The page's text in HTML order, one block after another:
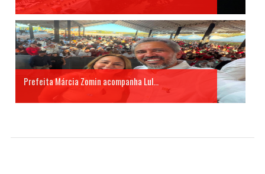
Prefeita Márcia Zomin acompanha Lul...